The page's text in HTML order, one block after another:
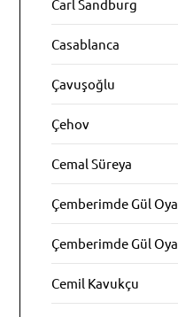
Carl Sandburg
Casablanca
Çavuşoğlu
Çehov
Cemal Süreya
Çemberimde Gül Oya
Çemberimde Gül
Cemil Kavukçu